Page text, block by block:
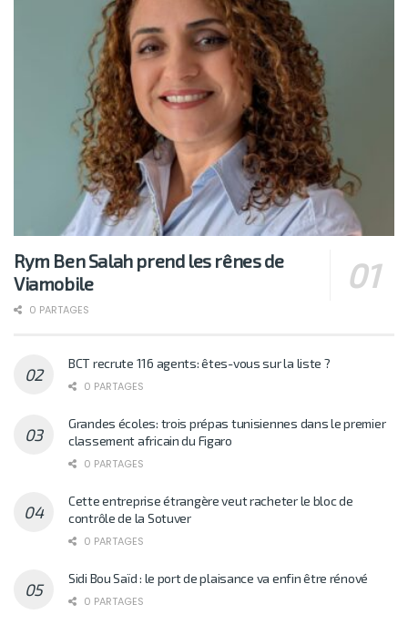
Rym Ben Salah prend les rênes de
Viamobile
0 PARTAGES
BCT recrute 116 agents: êtes-vous sur la liste ?
0 PARTAGES
Grandes écoles: trois prépas tunisiennes dans le premier
classement africain du Figaro
0 PARTAGES
Cette entreprise étrangère veut racheter le bloc de
contrôle de la Sotuver
0 PARTAGES
Sidi Bou Saïd : le port de plaisance va enfin être rénové
0 PARTAGES